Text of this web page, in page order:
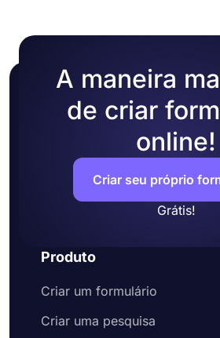
A maneira
de criar
online!
Criar seu próprio
Grátis!
Produto
Criar um formulário
Criar uma pesquisa